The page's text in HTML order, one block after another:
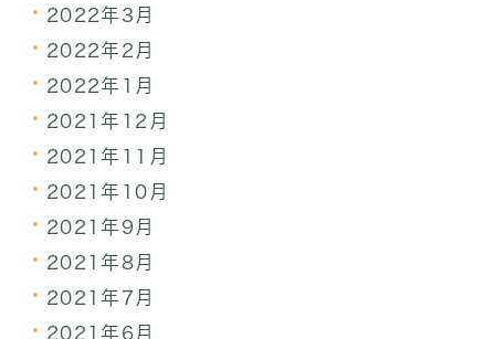
2022年3月
2022年2月
2022年1月
2021年12月
2021年11月
2021年10月
2021年9月
2021年8月
2021年7月
2021年6月